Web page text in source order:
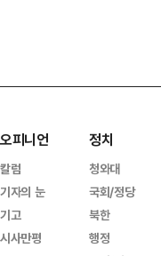
오피니언
칼럼
기자의 눈
기고
시사만평
정치
청와대
국회/정당
북한
행정